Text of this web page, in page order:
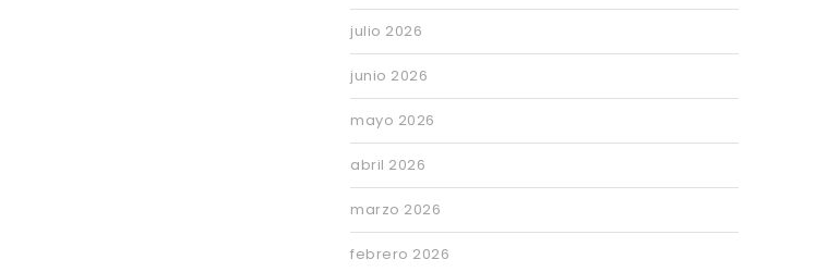
julio 2026
junio 2026
mayo 2026
abril 2026
marzo 2026
febrero 2026